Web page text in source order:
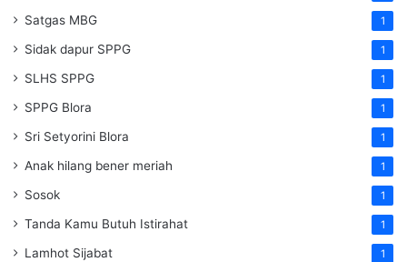
Satgas MBG 1
Sidak dapur SPPG 1
SLHS SPPG 1
SPPG Blora 1
Sri Setyorini Blora 1
Anak hilang bener meriah 1
Sosok 1
Tanda Kamu Butuh Istirahat 1
Lamhot Sijabat 1